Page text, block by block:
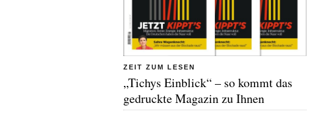
ZEIT ZUM LESEN
„Tichys Einblick“ – so kommt das
gedruckte Magazin zu Ihnen